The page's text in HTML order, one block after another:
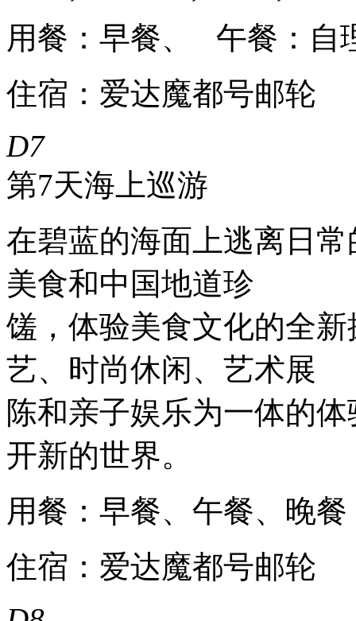
用餐：早餐、 午餐：自
住宿：爱达魔都号邮轮
D7
第7天海上巡游
在碧蓝的海面上逃离日
美食和中国地道珍
馐，体验美食文化的全
艺、时尚休闲、艺术展
陈和亲子娱乐为一体的
开新的世界。
用餐：早餐、午餐、晚餐
住宿：爱达魔都号邮轮